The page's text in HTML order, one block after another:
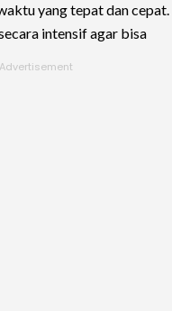
yang tepat dan cepat.
intensif agar bisa